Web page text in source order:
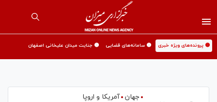
🟡 پرونده‌های ویژه خبری 🟡 سامانه‌های قضایی 🟡 جنایت میدان علیخانی اصفهان
جهان
آمریکا و اروپا